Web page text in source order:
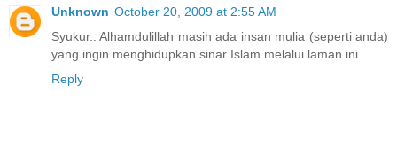
Unknown October 20, 2009 at 2:55 AM
Syukur.. Alhamdulillah masih ada insan mulia (seperti anda)
yang ingin menghidupkan sinar Islam melalui laman ini..
Reply